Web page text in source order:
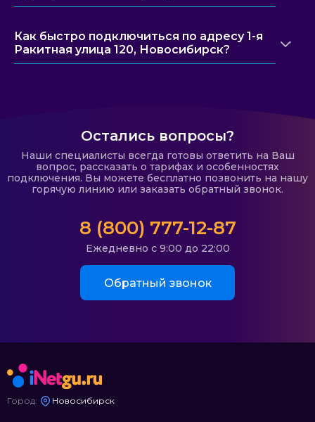
Как быстро подключиться по адресу 1-я
Ракитная улица 120, Новосибирск?
Остались вопросы?
Наши специалисты всегда готовы ответить на Ваш
вопрос, рассказать о тарифах и особенностях
подключения. Вы можете бесплатно позвонить на нашу
горячую линию или заказать обратный звонок.
8 (800) 777-12-87
Ежедневно с 9:00 до 22:00
Обратный звонок
Город: Новосибирск